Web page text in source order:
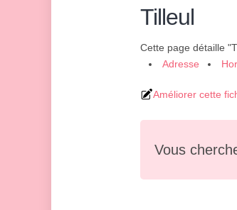
Tilleul
Cette page détaille
Adresse
Améliorer cette
Vous